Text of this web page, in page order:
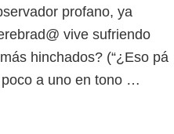
profano, ya
vive sufriendo
hinchados? (“¿Eso pá
a uno en tono …